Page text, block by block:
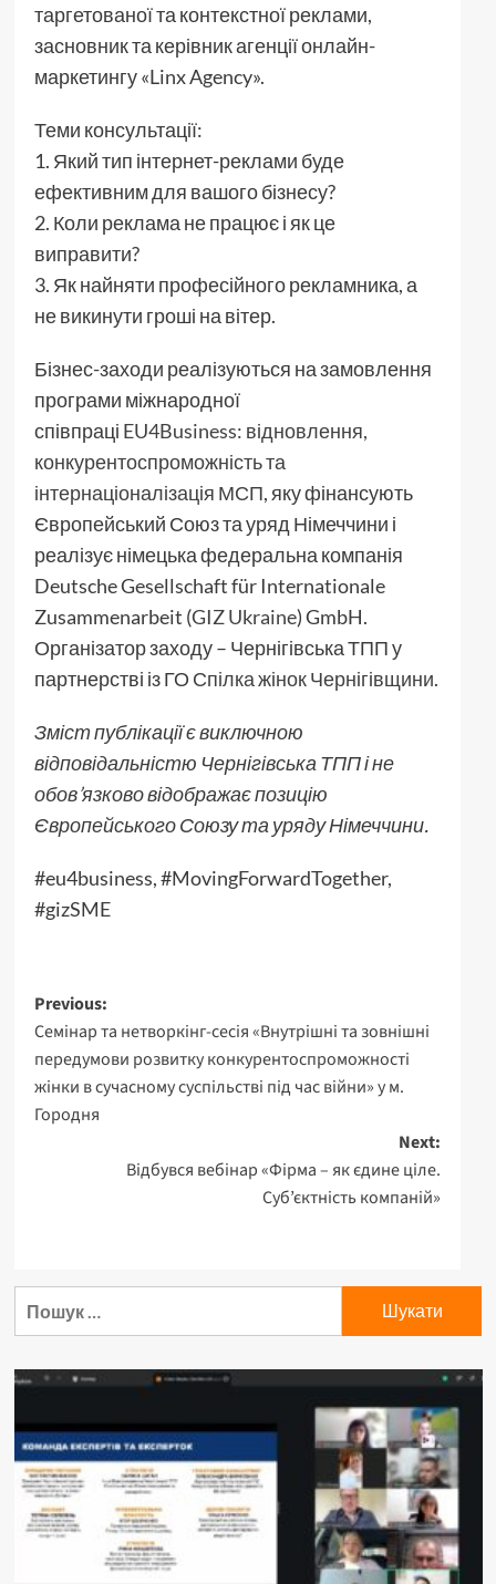
таргетованої та контекстної реклами,
засновник та керівник агенції онлайн-
маркетингу «Linx Agency».
Теми консультації:
1. Який тип інтернет-реклами буде
ефективним для вашого бізнесу?
2. Коли реклама не працює і як це
виправити?
3. Як найняти професійного рекламника, а
не викинути гроші на вітер.
Бізнес-заходи реалізуються на замовлення
програми міжнародної
співпраці EU4Business: відновлення,
конкурентоспроможність та
інтернаціоналізація МСП, яку фінансують
Європейський Союз та уряд Німеччини і
реалізує німецька федеральна компанія
Deutsche Gesellschaft für Internationale
Zusammenarbeit (GIZ Ukraine) GmbH.
Організатор заходу – Чернігівська ТПП у
партнерстві із ГО Спілка жінок Чернігівщини.
Зміст публікації є виключною
відповідальністю Чернігівська ТПП і не
обов’язково відображає позицію
Європейського Союзу та уряду Німеччини.
#eu4business, #MovingForwardTogether,
#gizSME
Post
navigation
Previous:
Семінар та нетворкінг-сесія «Внутрішні та зовнішні
передумови розвитку конкурентоспроможності
жінки в сучасному суспільстві під час війни» у м.
Городня
Next:
Відбувся вебінар «Фірма – як єдине ціле.
Суб’єктність компаній»